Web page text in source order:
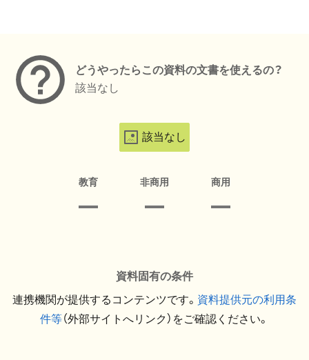
どうやったらこの資料の文書を使えるの？
該当なし
該当なし
教育 非商用 商用
資料固有の条件
連携機関が提供するコンテンツです。 資料提供元の利用条
件等（外部サイトへリンク）をご確認ください。